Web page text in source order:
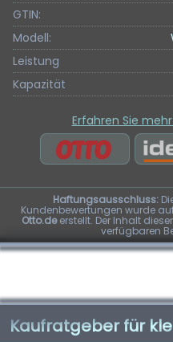
GTIN:
Modell:
Leistung
Kapazität
Erfahren Sie
Haftungsausschluss:
Kundenbewertungen wurde
Otto.deerstellt. Der Inhalt
verfügbaren
Kaufratgeber für